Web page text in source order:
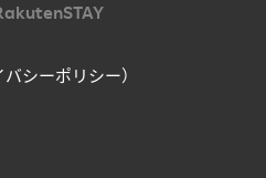
シーポリシー）